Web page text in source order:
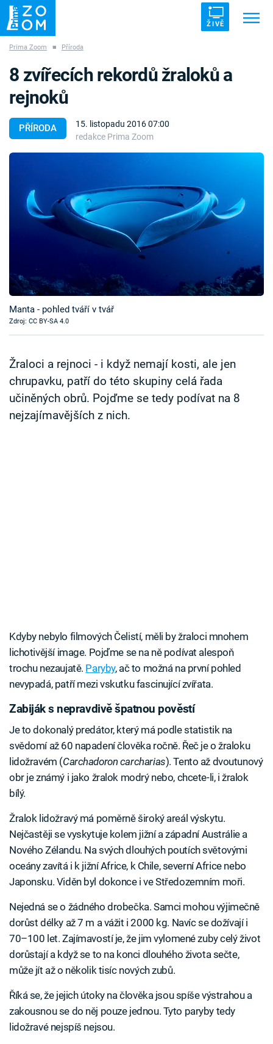
ŽIVĚ
ZÁHADY VETŘELCI DÁVNOVĚKU
Témata
Pořady
Časopis
Sledujte prima+
Sledujte nás
Prima Zoom ■ Příroda
PŘÍRODA
15. listopadu 2016 07:00
redakce Prima Zoom
8 zvířecích rekordů žraloků a
rejnoků
Manta - pohled tváří v tvář
Zdroj: CC BY-SA 4.0
Žraloci a rejnoci - i když nemají kosti, ale jen
chrupavku, patří do této skupiny celá řada
učiněných obrů. Pojďme se tedy podívat na 8
nejzajímavějších z nich.
Kdyby nebylo filmových Čelistí, měli by žraloci mnohem
lichotivější image. Pojďme se na ně podívat alespoň
trochu nezaujatě. Paryby, ač to možná na první pohled
nevypadá, patří mezi vskutku fascinující zvířata.
Zabiják s nepravdivě špatnou pověstí
Je to dokonalý predátor, který má podle statistik na
svědomí až 60 napadení člověka ročně. Řeč je o žraloku
lidožravém (Carchadoron carcharias). Tento až dvoutunový
obr je známý i jako žralok modrý nebo, chcete-li, i žralok
bílý.
Žralok lidožravý má poměrně široký areál výskytu.
Nejčastěji se vyskytuje kolem jižní a západní Austrálie a
Nového Zélandu. Na svých dlouhých poutích světovými
oceány zavítá i k jižní Africe, k Chile, severní Africe nebo
Japonsku. Viděn byl dokonce i ve Středozemním moři.
Nejedná se o žádného drobečka. Samci mohou výjimečně
dorůst délky až 7 m a vážit i 2000 kg. Navíc se dožívají i
70–100 let. Zajímavostí je, že jim vylomené zuby celý život
dorůstají a když se to na konci dlouhého života sečte,
může jít až o několik tisíc nových zubů.
Říká se, že jejich útoky na člověka jsou spíše výstrahou a
zakousnou se do něj pouze jednou. Tyto paryby tedy
lidožravé nejspíš nejsou.